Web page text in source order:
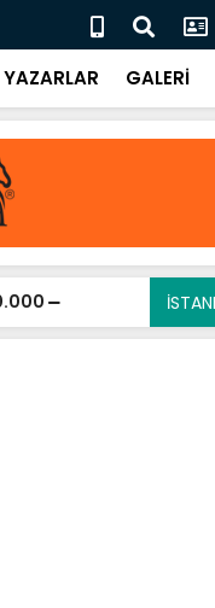
/ Ömer Ekinci Micingirt
YAZARLAR GALERİ